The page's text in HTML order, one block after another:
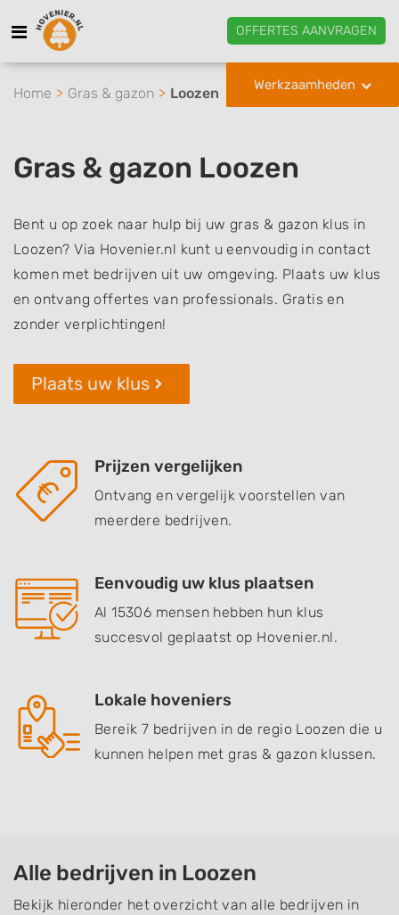
OFFERTES AANVRAGEN
Werkzaamheden
Home Gras & gazon Loozen
Gras & gazon Loozen
Bent u op zoek naar hulp bij uw gras & gazon klus in
Loozen? Via Hovenier.nl kunt u eenvoudig in contact
komen met bedrijven uit uw omgeving. Plaats uw klus
en ontvang offertes van professionals. Gratis en
zonder verplichtingen!
Plaats uw klus
Prijzen vergelijken
Ontvang en vergelijk voorstellen van
meerdere bedrijven.
Eenvoudig uw klus plaatsen
Al 15306 mensen hebben hun klus
succesvol geplaatst op Hovenier.nl.
Lokale hoveniers
Bereik 7 bedrijven in de regio Loozen die u
kunnen helpen met gras & gazon klussen.
Alle bedrijven in Loozen
Bekijk hieronder het overzicht van alle bedrijven in